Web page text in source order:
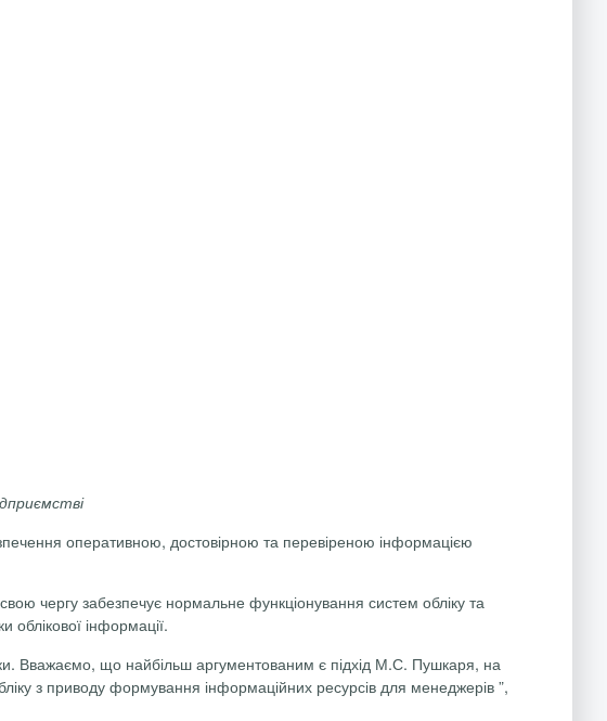
оперативною, достовірною та перевіреною інформацією
чергу забезпечує нормальне функціонування систем обліку та
облікової інформації.
Вважаємо, що найбільш аргументованим є підхід М.С. Пушкаря, на
з приводу формування інформаційних ресурсів для менеджерів ”,